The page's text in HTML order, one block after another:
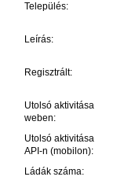
Település:
Leírás:
Regisztrált:
Utolsó aktivitása
weben:
Utolsó aktivitása
API-n (mobilon):
Ládák száma: